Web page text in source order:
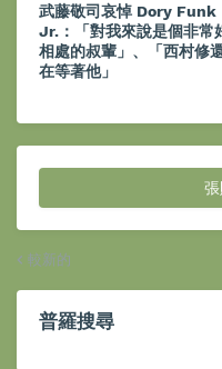
武藤敬司哀悼 Dory Funk
Jr.：「對我來說是個非常
相處的叔輩」、「西村修
在等著他」
較新的
普羅搜尋